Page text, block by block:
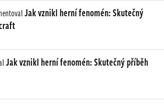
Jak vznikl herní fenomén: Skutečný
Jak vznikl herní fenomén: Skutečný příběh